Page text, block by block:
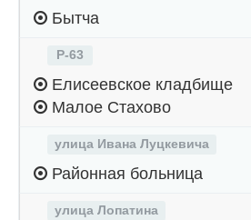
Бытча
Р-63
Елисеевское кладбище
Малое Стахово
улица Ивана Луцкевича
Районная больница
улица Лопатина